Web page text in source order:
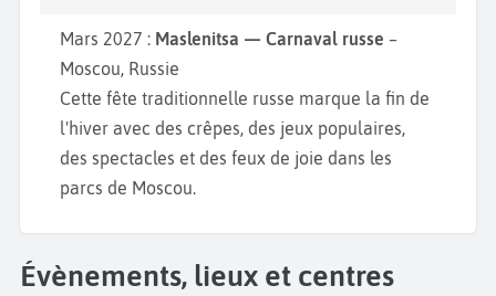
Mars 2027 : Maslenitsa — Carnaval russe –
Moscou, Russie
Cette fête traditionnelle russe marque la fin de
l'hiver avec des crêpes, des jeux populaires,
des spectacles et des feux de joie dans les
parcs de Moscou.
Évènements, lieux et centres